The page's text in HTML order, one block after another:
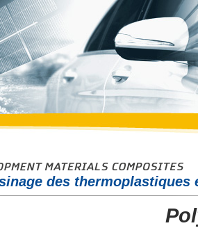
des thermoplastiques